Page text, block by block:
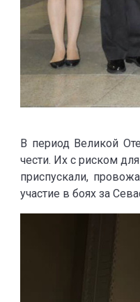
В период Великой
чести. Их с риском
приспускали,
участие в боях за